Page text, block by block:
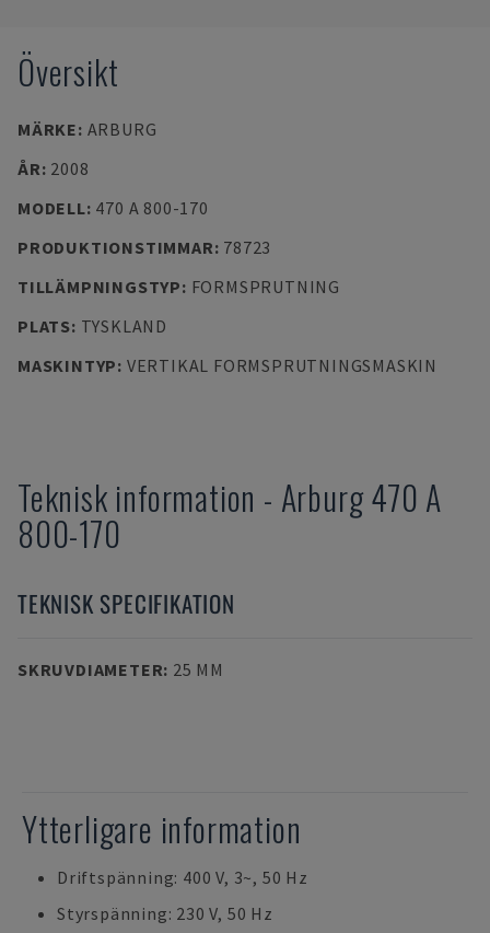
Översikt
MÄRKE: ARBURG
ÅR: 2008
MODELL: 470 A 800-170
PRODUKTIONSTIMMAR: 78723
TILLÄMPNINGSTYP: FORMSPRUTNING
PLATS: TYSKLAND
MASKINTYP: VERTIKAL FORMSPRUTNINGSMASKIN
Teknisk information - Arburg470 A
800-170
TEKNISK SPECIFIKATION
SKRUVDIAMETER: 25 MM
Ytterligare information
Driftspänning: 400 V, 3~, 50 Hz
Styrspänning: 230 V, 50 Hz